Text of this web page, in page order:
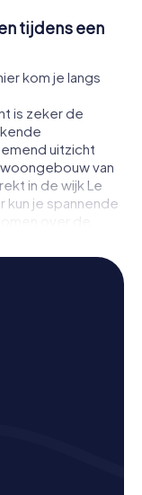
tijdens een
kom je langs
is zeker de
uitzicht
van
in de wijk Le
kun je spannende
over de
gebouw. Een
botanische tuin
plantensoorten
opdrachten kunt
tijdens een
reis door de
was tot 1815
je speurtocht